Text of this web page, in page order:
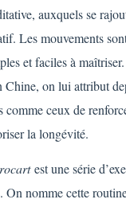
auxquels se
Les mouvements
et faciles à
on lui attribut
ceux de
la longévité.
est une série
On nomme cette